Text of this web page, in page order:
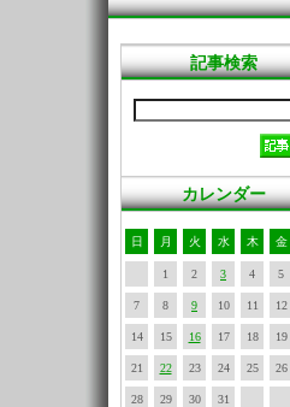
記事検索
カレンダー
日 月 火 水 木 金
1 2 3 4 5
7 8 9 10 11 12
14 15 16 17 18 19
21 22 23 24 25 26
28 29 30 31